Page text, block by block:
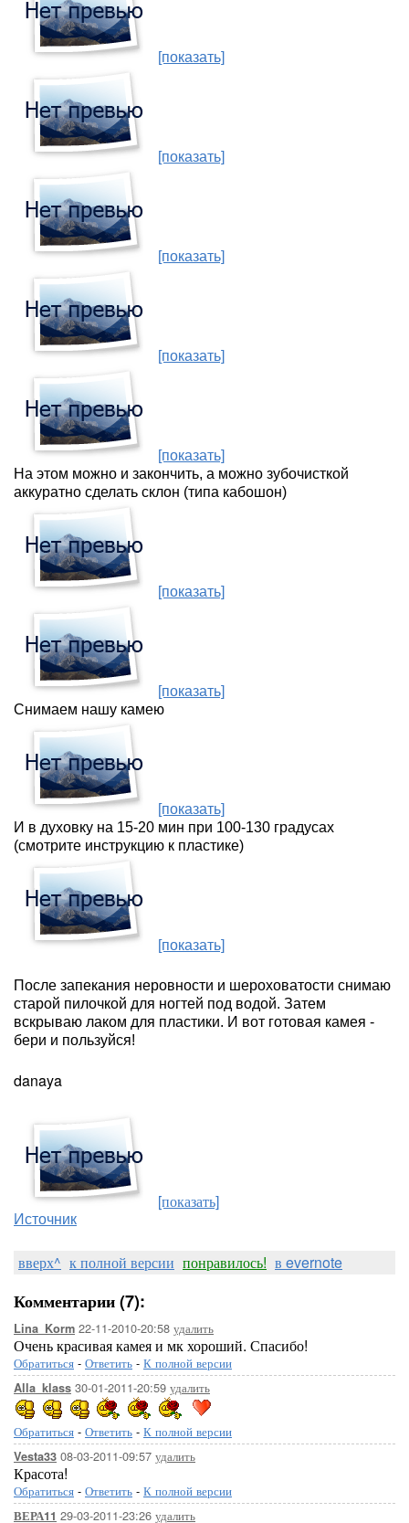
[показать]
[показать]
[показать]
[показать]
[показать]
На этом можно и закончить, а можно зубочисткой
аккуратно сделать склон (типа кабошон)
[показать]
[показать]
Снимаем нашу камею
[показать]
И в духовку на 15-20 мин при 100-130 градусах
(смотрите инструкцию к пластике)
[показать]
После запекания неровности и шероховатости снимаю
старой пилочкой для ногтей под водой. Затем
вскрываю лаком для пластики. И вот готовая камея -
бeри и пользуйся!
danaya
[показать]
Источник
вверх^ к полной версии понравилось! в evernote
Комментарии (7):
Lina_Korm 22-11-2010-20:58 удалить
Очень красивая камея и мк хороший. Спасибо!
Обратиться - Ответить - К полной версии
Alla_klass 30-01-2011-20:59 удалить
Обратиться - Ответить - К полной версии
Vesta33 08-03-2011-09:57 удалить
Красота!
Обратиться - Ответить - К полной версии
ВЕРА11 29-03-2011-23:26 удалить